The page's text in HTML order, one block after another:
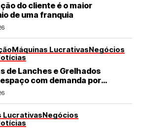
do cliente é o maior
de uma franquia
Máquinas LucrativasNegócios
de Lanches e Grelhados
com demanda por
rápidas e de qualidade
LucrativasNegócios